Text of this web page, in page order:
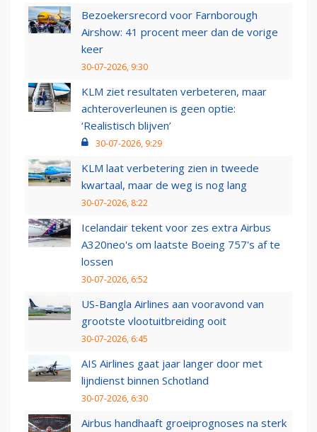
Bezoekersrecord voor Farnborough
Airshow: 41 procent meer dan de vorige
keer
30-07-2026, 9:30
KLM ziet resultaten verbeteren, maar
achteroverleunen is geen optie:
‘Realistisch blijven’
30-07-2026, 9:29
KLM laat verbetering zien in tweede
kwartaal, maar de weg is nog lang
30-07-2026, 8:22
Icelandair tekent voor zes extra Airbus
A320neo's om laatste Boeing 757's af te
lossen
30-07-2026, 6:52
US-Bangla Airlines aan vooravond van
grootste vlootuitbreiding ooit
30-07-2026, 6:45
AIS Airlines gaat jaar langer door met
lijndienst binnen Schotland
30-07-2026, 6:30
Airbus handhaaft groeiprognoses na sterk